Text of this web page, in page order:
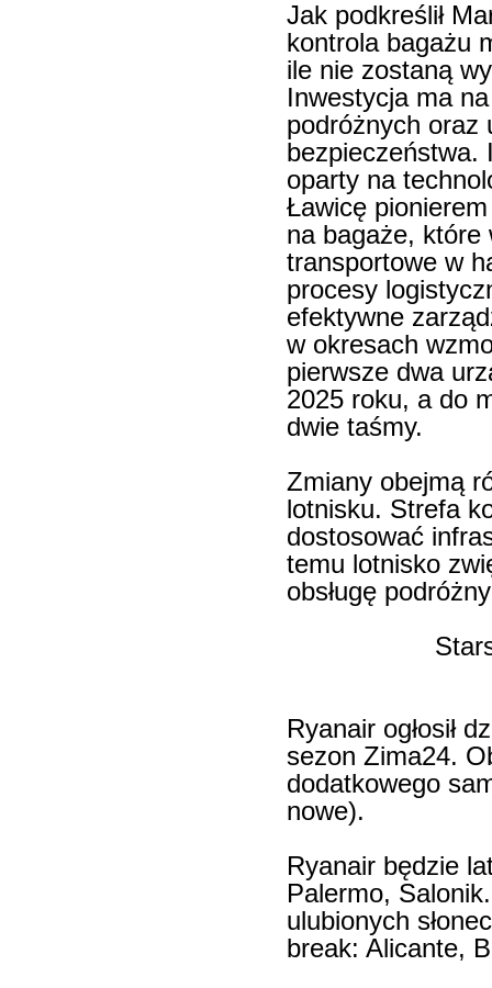
Jak podkreślił
kontrola bagażu
ile nie zostaną
Inwestycja ma
podróżnych oraz
bezpieczeństwa.
oparty na
Ławicę
na bagaże, które
transportowe w
procesy
efektywne
w okresach
pierwsze dwa
2025 roku, a do
dwie taśmy.
Zmiany obejmą
lotnisku. Strefa
dostosować
temu lotnisko
obsługę
Ryanair ogłosił
sezon Zima24.
dodatkowego
nowe).
Ryanair będzie
Palermo,
ulubionych
break: Alicante,